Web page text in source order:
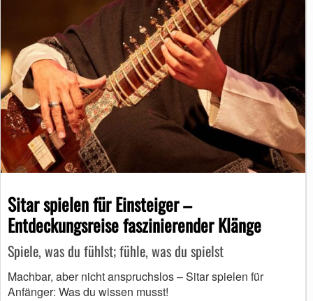
Sitar spielen für Einsteiger –
Entdeckungsreise faszinierender Klänge
Spiele, was du fühlst; fühle, was du spielst
Machbar, aber nicht anspruchslos – Sitar spielen für
Anfänger: Was du wissen musst!